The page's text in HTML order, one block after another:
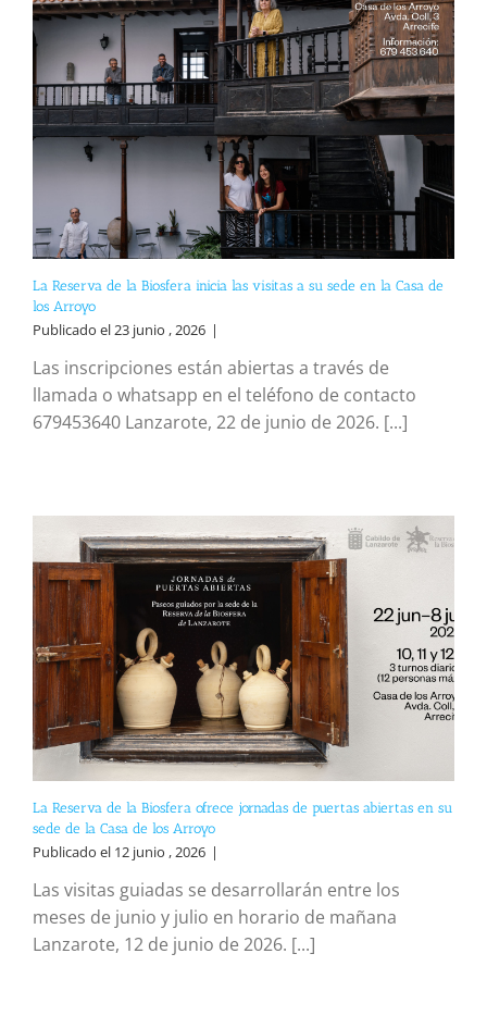
La Reserva de la Biosfera inicia las visitas a su sede en la Casa de
los Arroyo
Publicado el 23 junio , 2026 |
Las inscripciones están abiertas a través de
llamada o whatsapp en el teléfono de contacto
679453640 Lanzarote, 22 de junio de 2026. [...]
La Reserva de la Biosfera ofrece jornadas de puertas abiertas en su
sede de la Casa de los Arroyo
Publicado el 12 junio , 2026 |
Las visitas guiadas se desarrollarán entre los
meses de junio y julio en horario de mañana
Lanzarote, 12 de junio de 2026. [...]